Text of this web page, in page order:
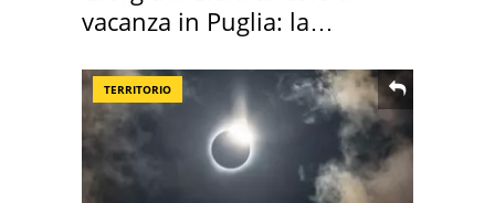
vacanza in Puglia: la
TERRITORIO